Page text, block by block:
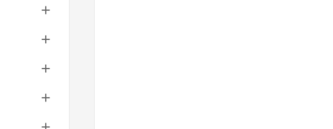



